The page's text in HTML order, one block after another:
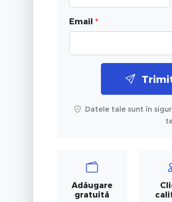
Email *
Datele tale sunt în
Adăugare
gratuită